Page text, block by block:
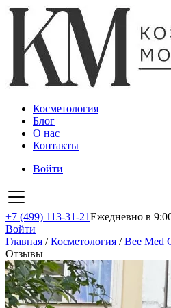
Косметология
Блог
О нас
Контакты
Войти
+7 (499) 113-31-21Ежедневно в
Войти
Главная /Косметология /Bee Med
Отзывы